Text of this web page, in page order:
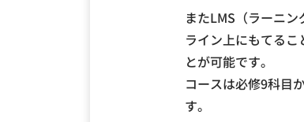
またLMS（ラーニ
ライン上にもてる
とが可能です。
コースは必修9科目
す。